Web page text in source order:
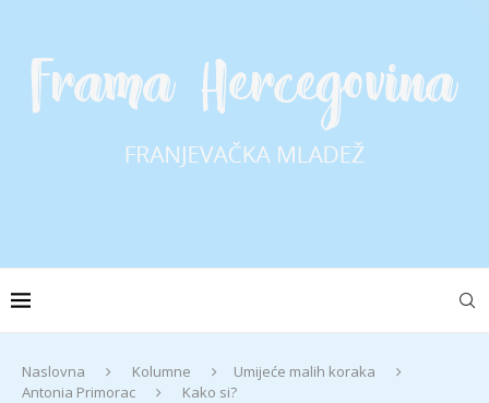
Naslovna Kolumne
Umijeće malih koraka
Antonia Primorac
Kako si?